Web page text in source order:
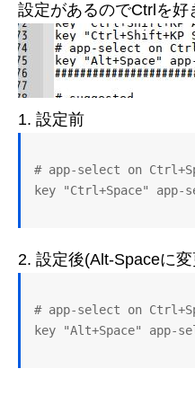
設定があるのでCtrlを好
設定前
# app-select on
key "Ctrl+Space" app-
設定後(Alt-Spaceに変
# app-select on
key "Alt+Space" app-